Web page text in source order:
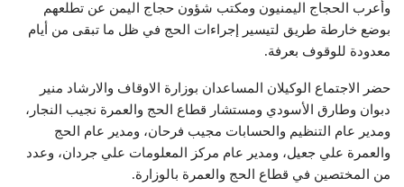
وأعرب الحجاج اليمنيون ومكتب شؤون حجاج اليمن عن تطلعهم
بوضع خارطة طريق لتيسير إجراءات الحج في ظل ما تبقى من أيام
معدودة للوقوف بعرفة.
حضر الاجتماع الوكيلان المساعدان بوزارة الاوقاف والارشاد منير
دبوان وطارق الأسودي ومستشار قطاع الحج والعمرة نجيب النجار،
ومدير عام التنظيم والحسابات مجيب فرحان، ومدير عام الحج
والعمرة علي جعيل، ومدير عام مركز المعلومات علي جردان، وعدد
من المختصين في قطاع الحج والعمرة بالوزارة.